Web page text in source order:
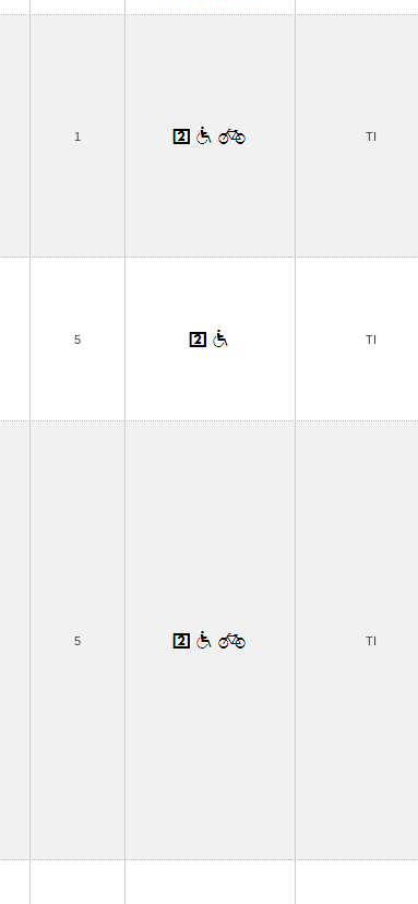
1 TI
5 TI
5 TI